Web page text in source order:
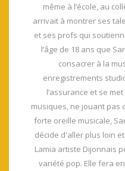
même à l’école, au
arrivait à montrer ses
et ses profs qui
l’âge de 18 ans que
consacrer à la
enregistrements
l’assurance et se
musiques, ne jouant pas
forte oreille musicale,
décide d'aller plus loin
Lamia artiste Dijonnais
variété pop. Elle fera